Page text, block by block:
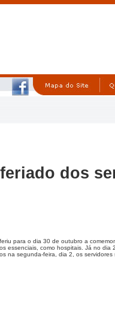
dos
para o dia 30 de outubro a
essenciais, como hospitais. Já no
na segunda-feira, dia 2, os